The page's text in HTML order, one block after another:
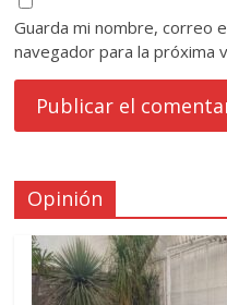
Guarda mi nombre, correo
navegador para la próxima
Opinión